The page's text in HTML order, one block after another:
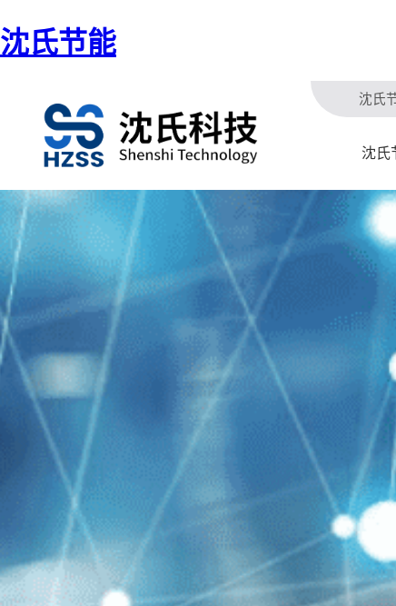
沈氏节能
沈氏
沈氏